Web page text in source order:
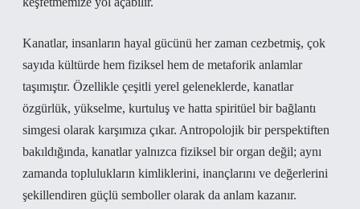
Kanatlar, insanların hayal gücünü her zaman cezbetmiş, çok
sayıda kültürde hem fiziksel hem de metaforik anlamlar
taşımıştır. Özellikle çeşitli yerel geleneklerde, kanatlar
özgürlük, yükselme, kurtuluş ve hatta spiritüel bir bağlantı
simgesi olarak karşımıza çıkar. Antropolojik bir perspektiften
bakıldığında, kanatlar yalnızca fiziksel bir organ değil; aynı
zamanda toplulukların kimliklerini, inançlarını ve değerlerini
şekillendiren güçlü semboller olarak da anlam kazanır.